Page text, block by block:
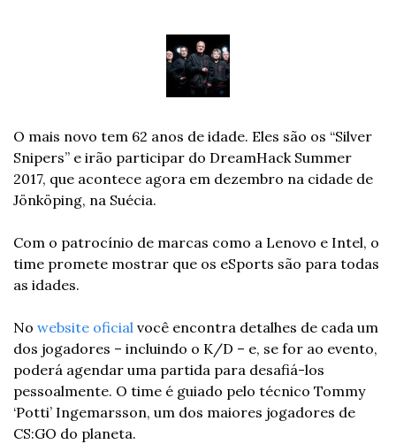
O mais novo tem 62 anos de idade. Eles são os “Silver
Snipers” e irão participar do DreamHack Summer
2017, que acontece agora em dezembro na cidade de
Jönköping, na Suécia.
Com o patrocínio de marcas como a Lenovo e Intel, o
time promete mostrar que os eSports são para todas
as idades.
No website oficial você encontra detalhes de cada um
dos jogadores – incluindo o K/D – e, se for ao evento,
poderá agendar uma partida para desafiá-los
pessoalmente. O time é guiado pelo técnico Tommy
‘Potti’ Ingemarsson, um dos maiores jogadores de
CS:GO do planeta.